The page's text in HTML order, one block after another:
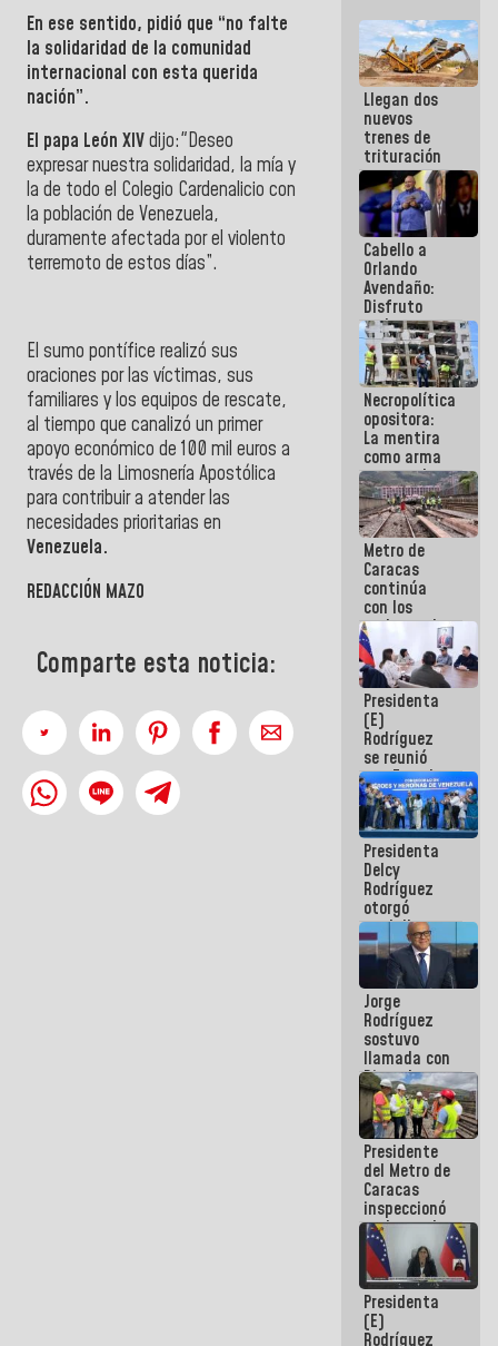
En ese sentido, pidió que “no falte
la solidaridad de la comunidad
internacional con esta querida
nación”.
El papa León XIVdijo:"Deseo
expresar nuestra solidaridad, la mía y
la de todo el Colegio Cardenalicio con
la población de Venezuela,
duramente afectada por el violento
terremoto de estos días”.
El sumo pontífice realizó sus
oraciones por las víctimas, sus
familiares y los equipos de rescate,
al tiempo que canalizó un primer
apoyo económico de 100 mil euros a
través de la Limosnería Apostólica
para contribuir a atender las
necesidades prioritarias en
Venezuela.
REDACCIÓN MAZO
Comparte esta noticia:
Llegan dos
nuevos
trenes de
trituración
para
optimizar
manejo de
escombros
en La Guaira
Cabello a
Orlando
Avendaño:
Disfruto
cada vez
que escribes
porque lo
que haces
es
embarrarla
Necropolítica
opositora:
La mentira
como arma
contra el
Pueblo
Metro de
Caracas
continúa
con los
trabajos de
mantenimiento
e inspección
en la Línea 2
Presidenta
(E)
Rodríguez
se reunió
con Estado
Mayor
Eléctrico
para
abordar
planes de
acción
Presidenta
Delcy
Rodríguez
otorgó
medalla
"Héroe de
Venezuela"
a servidores
públicos
Jorge
Rodríguez
sostuvo
llamada con
Dinorah
Figuera y
acuerdan
primer
encuentro
presencial
para el
diálogo
Presidente
del Metro de
Caracas
inspeccionó
trabajos de
rehabilitación
y
modernización
de la vía
férrea
Presidenta
(E)
Rodríguez